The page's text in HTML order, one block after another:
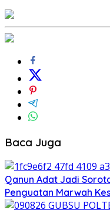
Baca Juga
Qanun Adat Jadi
Penguatan Marwah